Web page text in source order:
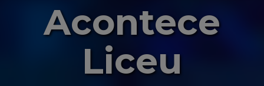
Acontece
Liceu